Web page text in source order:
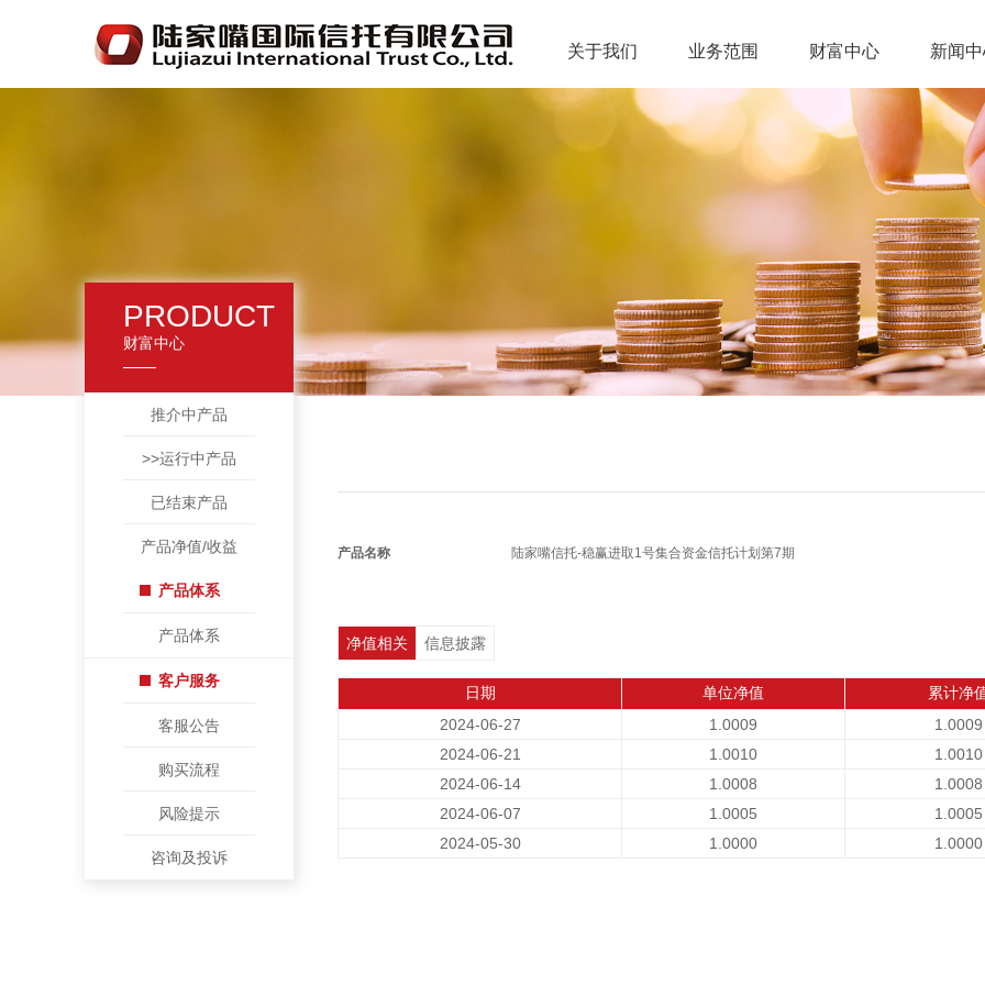
关于我们 业务范围 财富中心 新闻
PRODUCT
财富中心
推介中产品
>>运行中产品
已结束产品
产品净值/收益
产品体系
产品体系
客户服务
客服公告
购买流程
风险提示
咨询及投诉
产品名称 陆家嘴信托-稳赢进取1号集合资金信托计划第7期
净值相关 信息披露
日期 单位净值
累计净
2024-06-27
1.0009
1.0009
2024-06-21
1.0010
1.0010
2024-06-14
1.0008
1.0008
2024-06-07
1.0005
1.0005
2024-05-30
1.0000 1.0000